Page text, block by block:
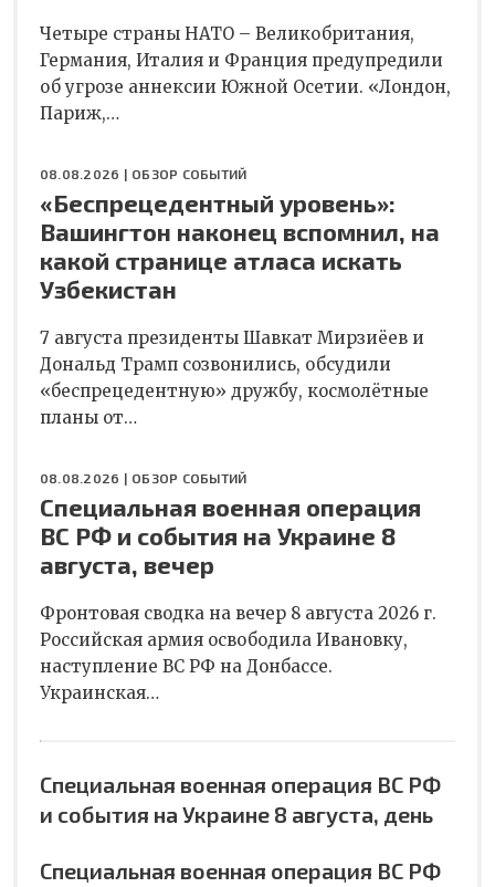
Четыре страны НАТО – Великобритания,
Германия, Италия и Франция предупредили
об угрозе аннексии Южной Осетии. «Лондон,
Париж,…
08.08.2026 | ОБЗОР СОБЫТИЙ
«Беспрецедентный уровень»:
Вашингтон наконец вспомнил, на
какой странице атласа искать
Узбекистан
7 августа президенты Шавкат Мирзиёев и
Дональд Трамп созвонились, обсудили
«беспрецедентную» дружбу, космолётные
планы от…
08.08.2026 | ОБЗОР СОБЫТИЙ
Специальная военная операция
ВС РФ и события на Украине 8
августа, вечер
Фронтовая сводка на вечер 8 августа 2026 г.
Российская армия освободила Ивановку,
наступление ВС РФ на Донбассе.
Украинская…
Специальная военная операция ВС РФ
и события на Украине 8 августа, день
Специальная военная операция ВС РФ